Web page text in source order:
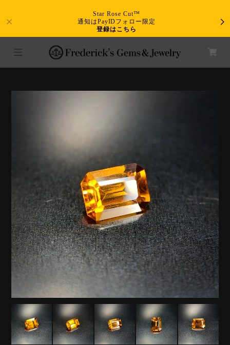
Star Rose Cut™
通知はPayIDフォロー限定
登録はこちら